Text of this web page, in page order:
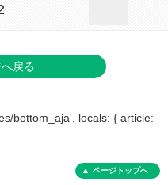
戻る
bottom_aja', locals: { article:
ページトップへ